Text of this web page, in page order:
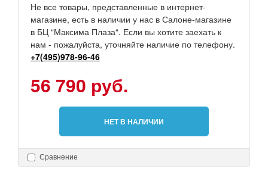
Не все товары, представленные в интернет-
магазине, есть в наличии у нас в Салоне-магазине
в БЦ “Максима Плаза“. Если вы хотите заехать к
нам - пожалуйста, уточняйте наличие по телефону.
+7(495)978-96-46
56 790 руб.
НЕТ В НАЛИЧИИ
Сравнение